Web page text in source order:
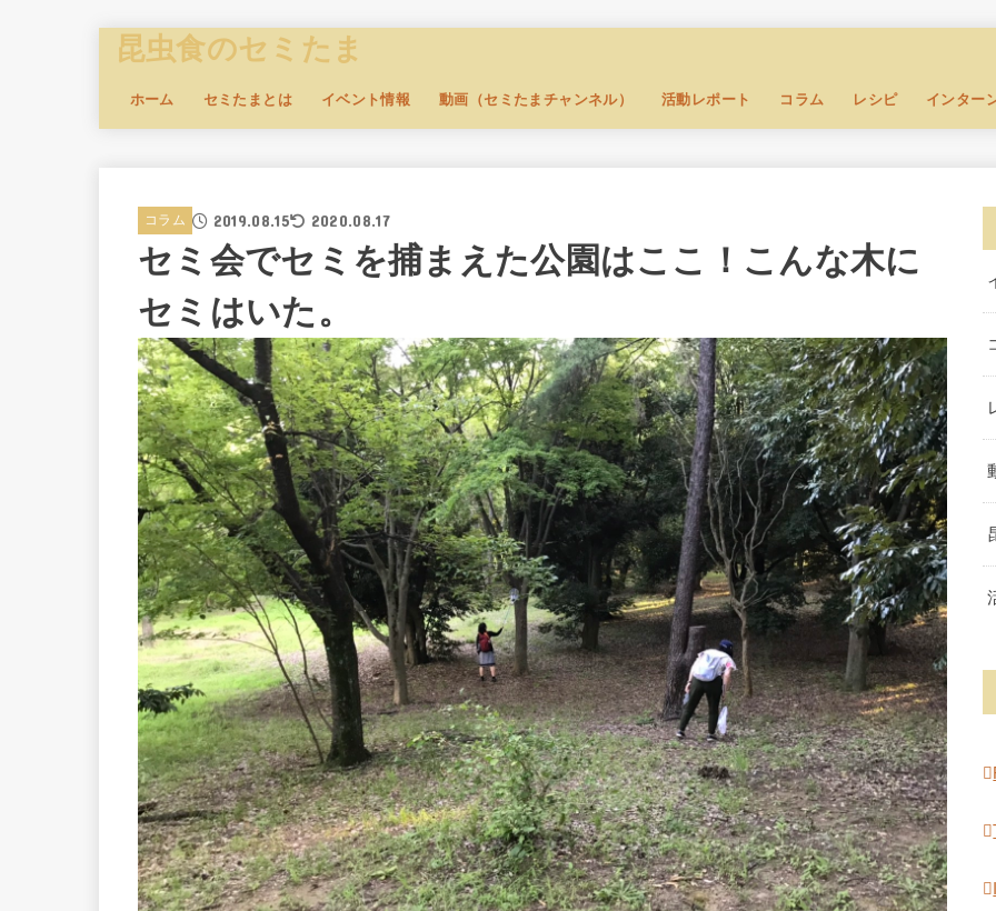
昆虫食のセミたま
ホーム セミたまとは イベント情報 動画（セミたまチャンネル） 活動レポート コラム レシピ インター
コラム 2019.08.15 2020.08.17
セミ会でセミを捕まえた公園はここ！こんな木に
セミはいた。